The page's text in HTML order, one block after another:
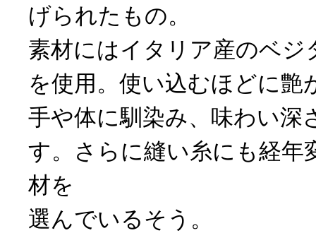
げられたもの。
素材にはイタリア産のベジ
を使用。使い込むほどに艶
手や体に馴染み、味わい深
す。さらに縫い糸にも経年
材を
選んでいるそう。